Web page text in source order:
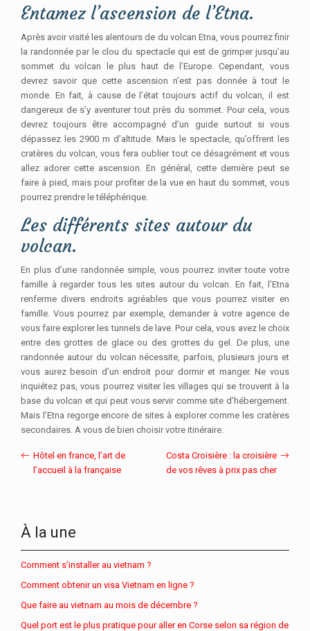
Entamez l’ascension de l’Etna.
Après avoir visité les alentours de du volcan Etna, vous pourrez finir
la randonnée par le clou du spectacle qui est de grimper jusqu’au
sommet du volcan le plus haut de l’Europe. Cependant, vous
devrez savoir que cette ascension n’est pas donnée à tout le
monde. En fait, à cause de l’état toujours actif du volcan, il est
dangereux de s’y aventurer tout près du sommet. Pour cela, vous
devrez toujours être accompagné d’un guide surtout si vous
dépassez les 2900 m d’altitude. Mais le spectacle, qu’offrent les
cratères du volcan, vous fera oublier tout ce désagrément et vous
allez adorer cette ascension. En général, cette dernière peut se
faire à pied, mais pour profiter de la vue en haut du sommet, vous
pourrez prendre le téléphérique.
Les différents sites autour du
volcan.
En plus d’une randonnée simple, vous pourrez inviter toute votre
famille à regarder tous les sites autour du volcan. En fait, l’Etna
renferme divers endroits agréables que vous pourrez visiter en
famille. Vous pourrez par exemple, demander à votre agence de
vous faire explorer les tunnels de lave. Pour cela, vous avez le choix
entre des grottes de glace ou des grottes du gel. De plus, une
randonnée autour du volcan nécessite, parfois, plusieurs jours et
vous aurez besoin d’un endroit pour dormir et manger. Ne vous
inquiétez pas, vous pourrez visiter les villages qui se trouvent à la
base du volcan et qui peut vous servir comme site d’hébergement.
Mais l’Etna regorge encore de sites à explorer comme les cratères
secondaires. A vous de bien choisir votre itinéraire.
Hôtel en france, l’art de
l’accueil à la française
Costa Croisière : la croisière
de vos rêves à prix pas cher
À la une
Comment s’installer au vietnam ?
Comment obtenir un visa Vietnam en ligne ?
Que faire au vietnam au mois de décembre ?
Quel port est le plus pratique pour aller en Corse selon sa région de